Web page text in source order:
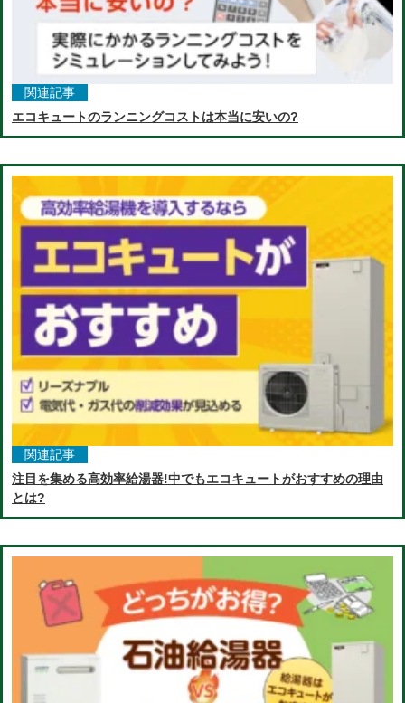
関連記事
エコキュートのランニングコストは本当に安いの?
関連記事
注目を集める高効率給湯器!中でもエコキュートがおすすめの理由
とは?